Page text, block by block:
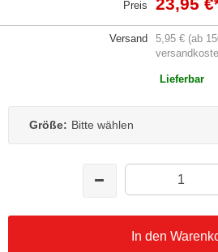
Preis
Versand
5,95 € (ab
Lieferbar
Größe: Bitte wählen
In den